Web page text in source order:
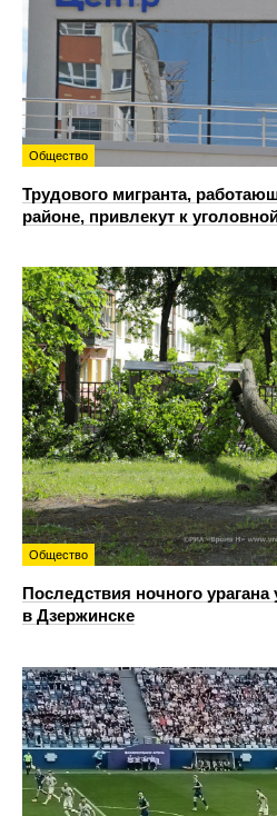
Общество
Трудового мигранта,
районе, привлекут к
Общество
Последствия ночного урагана
в Дзержинске